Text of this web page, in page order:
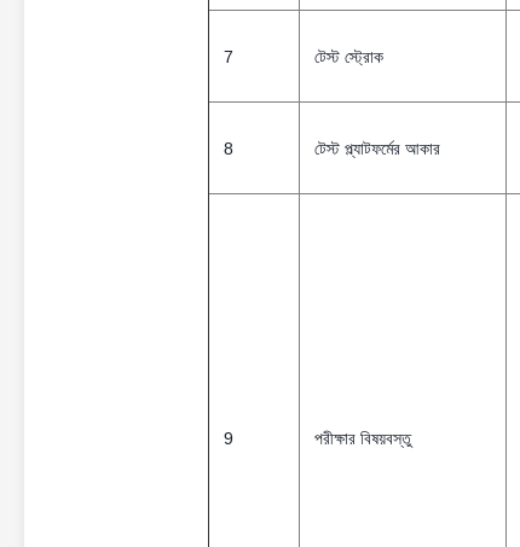
7 টেস্ট স্ট্রোক
8 টেস্ট প্ল্যাটফর্মের আকার
9 পরীক্ষার বিষয়বস্তু